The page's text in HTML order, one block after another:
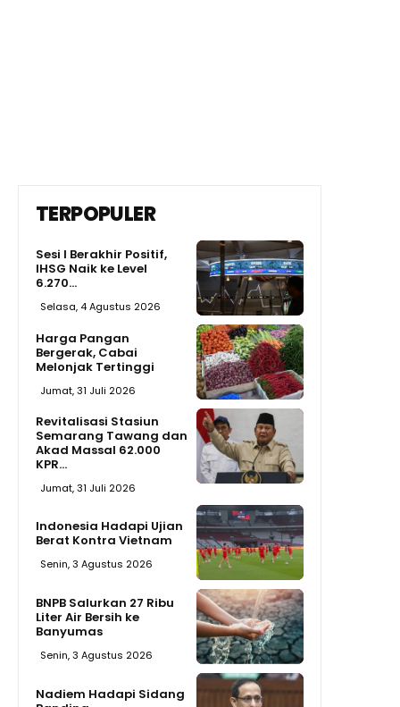
TERPOPULER
Sesi I Berakhir Positif,
IHSG Naik ke Level
6.270...
Selasa, 4 Agustus 2026
Harga Pangan
Bergerak, Cabai
Melonjak Tertinggi
Jumat, 31 Juli 2026
Revitalisasi Stasiun
Semarang Tawang dan
Akad Massal 62.000
KPR...
Jumat, 31 Juli 2026
Indonesia Hadapi Ujian
Berat Kontra Vietnam
Senin, 3 Agustus 2026
BNPB Salurkan 27 Ribu
Liter Air Bersih ke
Banyumas
Senin, 3 Agustus 2026
Nadiem Hadapi Sidang